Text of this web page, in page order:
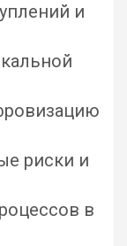
и
риски и
в